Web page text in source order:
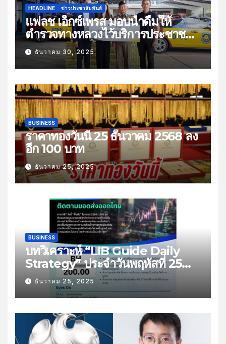
HEADLINE ข่าวประชาสัมพันธ์
แฟลช เอ็กซ์เพรส มอบน้ำดื่มให้
ตำรวจทางหลวงไว้บริการประชาชน
ช่วงเทศกาลปีใหม่
ธันวาคม 30, 2025
BUSINESS
ราคาทองวันนี้ 25 ธันวาคม 2568 ลง
อีก 100 บาท
ธันวาคม 25, 2025
BUSINESS
บทวิเคราะห์ “LIB Guide Daily
Strategy” ประจำวันพฤหัสที่ 25
ธันวาคม 2568 หัวข้อ “ติดตามยอด
ส่งออกไทย”
ธันวาคม 25, 2025